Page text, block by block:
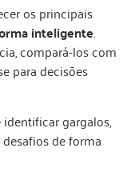
os principais
inteligente.
compará-los com
para decisões
gargalos,
de forma